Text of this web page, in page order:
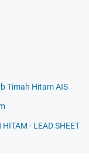
Timah Hitam AIS
- LEAD SHEET